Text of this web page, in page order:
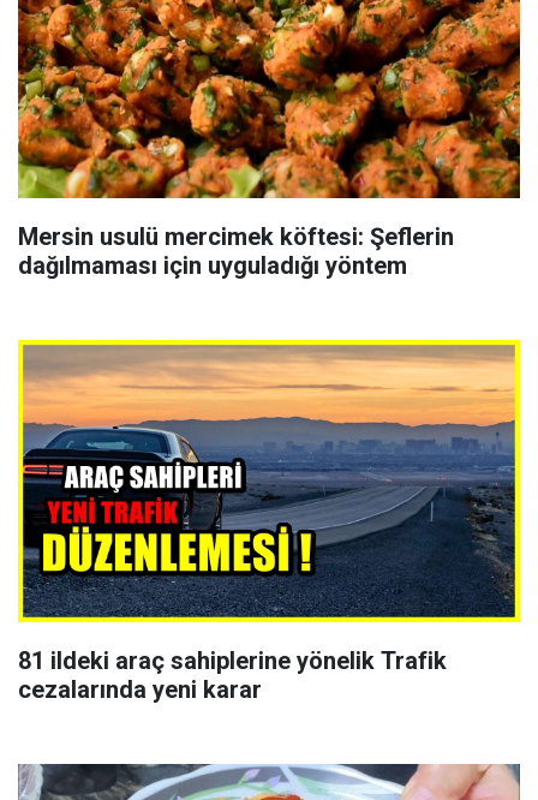
Mersin usulü mercimek köftesi: Şeflerin
dağılmaması için uyguladığı yöntem
81 ildeki araç sahiplerine yönelik Trafik
cezalarında yeni karar